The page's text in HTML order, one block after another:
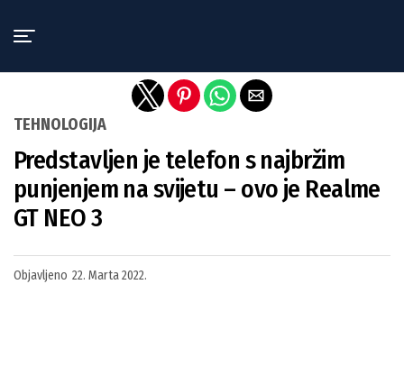
TEHNOLOGIJA
Predstavljen je telefon s najbržim
punjenjem na svijetu – ovo je Realme
GT NEO 3
Objavljeno 22. Marta 2022.